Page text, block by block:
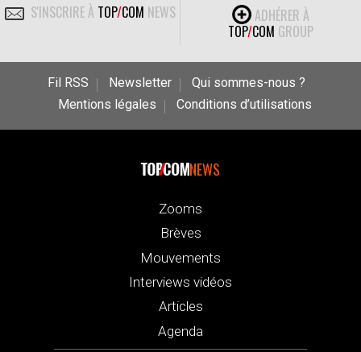
S'INSCRIRE À TOP/COM NEWS
ADHÉRER À
TOP/COM GROUP
Fil RSS Newsletter
Qui sommes-nous ?
Mentions légales
Conditions d’utilisations
NEWS
Zooms
Brèves
Mouvements
Interviews vidéos
Articles
Agenda